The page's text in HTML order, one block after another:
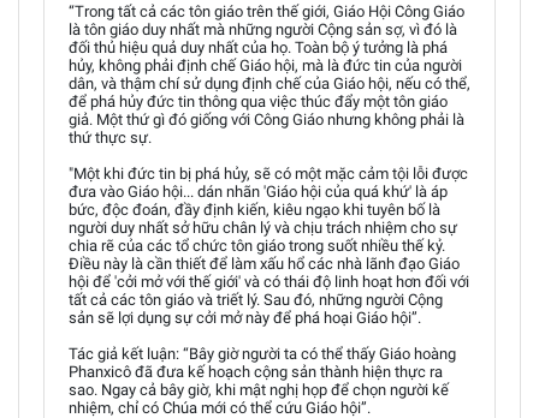
“Trong tất cả các tôn giáo trên thế giới, Giáo Hội Công Giáo
là tôn giáo duy nhất mà những người Cộng sản sợ, vì đó là
đối thủ hiệu quả duy nhất của họ. Toàn bộ ý tưởng là phá
hủy, không phải định chế Giáo hội, mà là đức tin của người
dân, và thậm chí sử dụng định chế của Giáo hội, nếu có thể,
để phá hủy đức tin thông qua việc thúc đẩy một tôn giáo
giả. Một thứ gì đó giống với Công Giáo nhưng không phải là
thứ thực sự.
"Một khi đức tin bị phá hủy, sẽ có một mặc cảm tội lỗi được
đưa vào Giáo hội... dán nhãn 'Giáo hội của quá khứ' là áp
bức, độc đoán, đầy định kiến, kiêu ngạo khi tuyên bố là
người duy nhất sở hữu chân lý và chịu trách nhiệm cho sự
chia rẽ của các tổ chức tôn giáo trong suốt nhiều thế kỷ.
Điều này là cần thiết để làm xấu hổ các nhà lãnh đạo Giáo
hội để 'cởi mở với thế giới' và có thái độ linh hoạt hơn đối với
tất cả các tôn giáo và triết lý. Sau đó, những người Cộng
sản sẽ lợi dụng sự cởi mở này để phá hoại Giáo hội”.
Tác giả kết luận: “Bây giờ người ta có thể thấy Giáo hoàng
Phanxicô đã đưa kế hoạch cộng sản thành hiện thực ra
sao. Ngay cả bây giờ, khi mật nghị họp để chọn người kế
nhiệm, chỉ có Chúa mới có thể cứu Giáo hội”.